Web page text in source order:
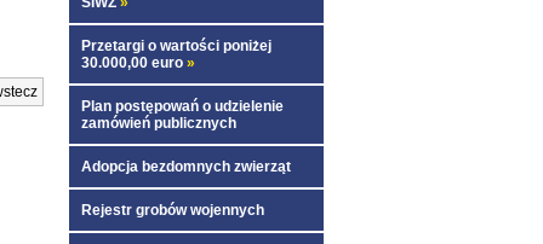
Przetargi o wartości poniżej
30.000,00 euro »
Plan postępowań o udzielenie
zamówień publicznych
Adopcja bezdomnych zwierząt
Rejestr grobów wojennych